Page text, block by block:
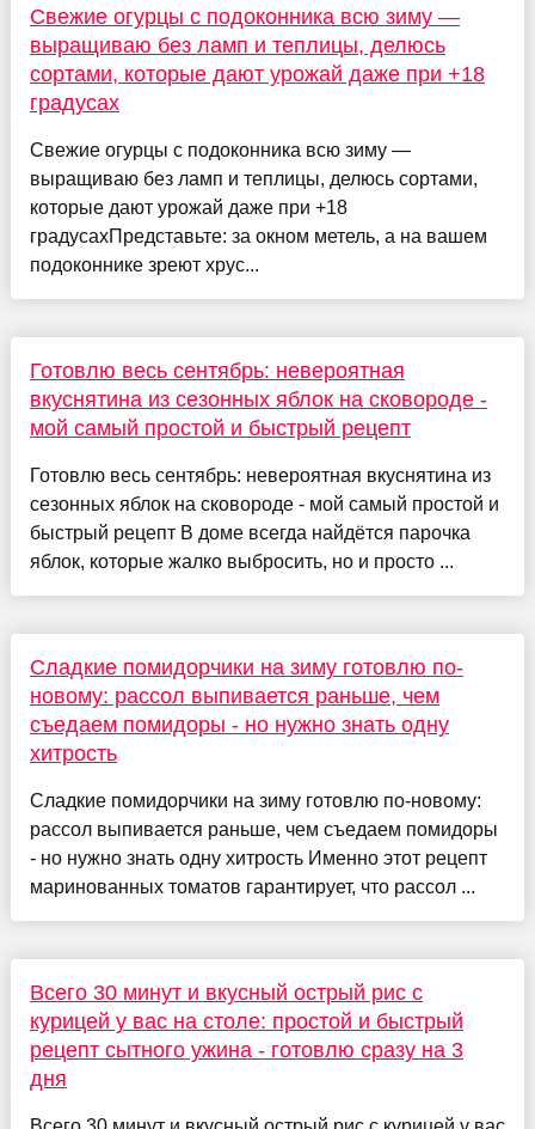
Свежие огурцы с подоконника всю зиму —
выращиваю без ламп и теплицы, делюсь
сортами, которые дают урожай даже при +18
градусах
Свежие огурцы с подоконника всю зиму —
выращиваю без ламп и теплицы, делюсь сортами,
которые дают урожай даже при +18
градусахПредставьте: за окном метель, а на вашем
подоконнике зреют хрус...
Готовлю весь сентябрь: невероятная
вкуснятина из сезонных яблок на сковороде -
мой самый простой и быстрый рецепт
Готовлю весь сентябрь: невероятная вкуснятина из
сезонных яблок на сковороде - мой самый простой и
быстрый рецепт В доме всегда найдётся парочка
яблок, которые жалко выбросить, но и просто ...
Сладкие помидорчики на зиму готовлю по-
новому: рассол выпивается раньше, чем
съедаем помидоры - но нужно знать одну
хитрость
Сладкие помидорчики на зиму готовлю по-новому:
рассол выпивается раньше, чем съедаем помидоры
- но нужно знать одну хитрость Именно этот рецепт
маринованных томатов гарантирует, что рассол ...
Всего 30 минут и вкусный острый рис с
курицей у вас на столе: простой и быстрый
рецепт сытного ужина - готовлю сразу на 3
дня